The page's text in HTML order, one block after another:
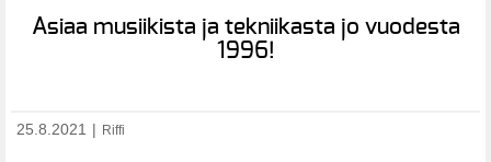
Asiaa musiikista ja tekniikasta jo vuodesta
1996!
25.8.2021 Riffi